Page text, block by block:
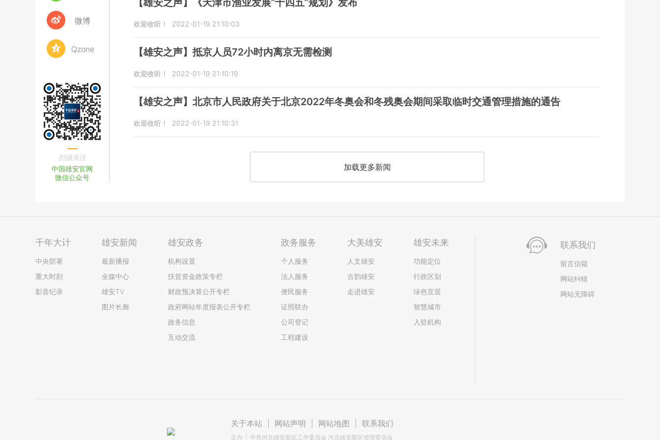
微博
Qzone
扫描关注
中国雄安官网
微信公众号
【雄安之声】《天津市渔业发展“十四五”规划》发布
欢迎收听！ 2022-01-19 21:10:03
【雄安之声】抵京人员72小时内离京无需检测
欢迎收听！ 2022-01-19 21:10:19
【雄安之声】北京市人民政府关于北京2022年冬奥会和冬残奥会期间采取临时交通管理措施的通告
欢迎收听！ 2022-01-19 21:10:31
加载更多新闻
千年大计
中央部署
重大时刻
影音纪录
雄安新闻
最新播报
全媒中心
雄安TV
图片长廊
雄安政务
机构设置
扶贫资金政策专栏
财政预决算公开专栏
政府网站年度报表公开专栏
政务信息
互动交流
政务服务
个人服务
法人服务
便民服务
证照联办
公司登记
工程建设
大美雄安
人文雄安
古韵雄安
走进雄安
雄安未来
功能定位
行政区划
绿色宜居
智慧城市
入驻机构
联系我们
留言信箱
网站纠错
网站无障碍
关于本站 网站声明 网站地图 联系我们
主办 中共河北雄安新区工作委员会 河北雄安新区管理委员会